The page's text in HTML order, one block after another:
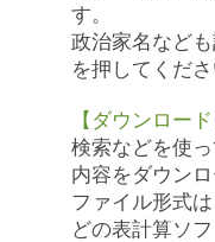
す。
政治家名など
を押してくださ
【ダウンロード
検索などを使
内容をダウンロ
ファイル形式
どの表計算ソ